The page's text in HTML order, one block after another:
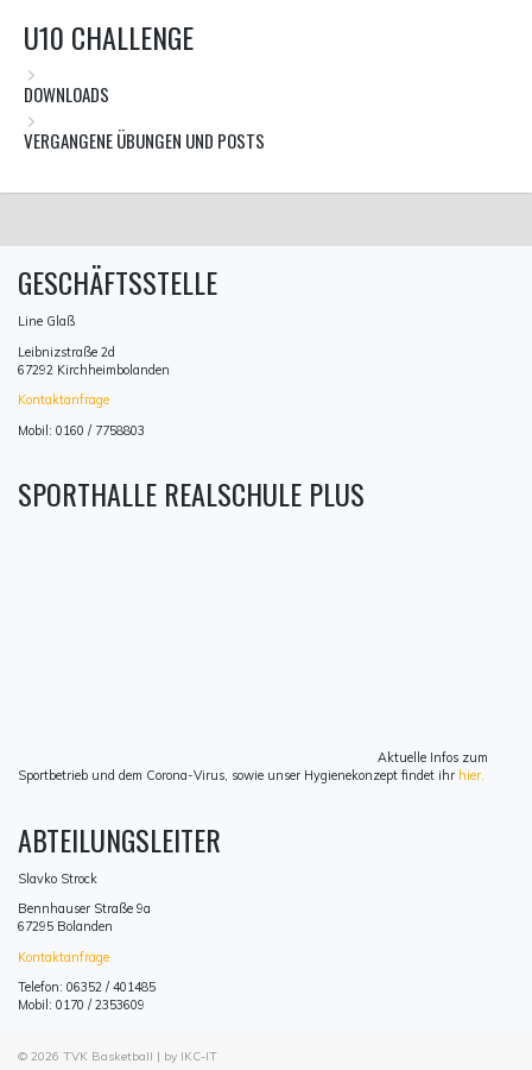
U10 CHALLENGE
DOWNLOADS
VERGANGENE ÜBUNGEN UND POSTS
GESCHÄFTSSTELLE
Line Glaß
Leibnizstraße 2d
67292 Kirchheimbolanden
Kontaktanfrage
Mobil: 0160 / 7758803
SPORTHALLE REALSCHULE PLUS
Aktuelle Infos zum
Sportbetrieb und dem Corona-Virus, sowie unser Hygienekonzept findet ihr hier.
ABTEILUNGSLEITER
Slavko Strock
Bennhauser Straße 9a
67295 Bolanden
Kontaktanfrage
Telefon: 06352 / 401485
Mobil: 0170 / 2353609
© 2026 TVK Basketball | by IKC-IT